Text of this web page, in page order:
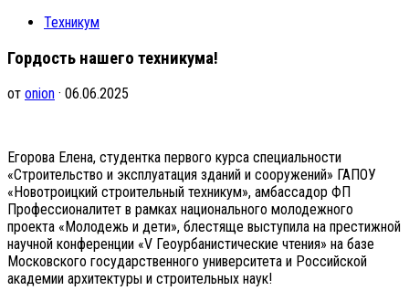
Техникум
Гордость нашего техникума!
от onion · 06.06.2025
Егорова Елена, студентка первого курса специальности
«Строительство и эксплуатация зданий и сооружений» ГАПОУ
«Новотроицкий строительный техникум», амбассадор ФП
Профессионалитет в рамках национального молодежного
проекта «Молодежь и дети», блестяще выступила на престижной
научной конференции «V Геоурбанистические чтения» на базе
Московского государственного университета и Российской
академии архитектуры и строительных наук!